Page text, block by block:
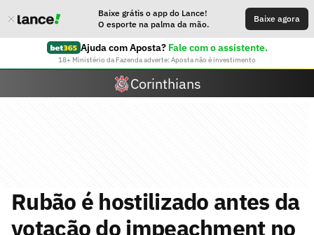
Baixe grátis o app do Lance!
O esporte na palma da mão.
Baixe agora
Ajuda com Aposta? Fale com o assistente.
18+ Ministério da Fazenda adverte: Aposta não é investimento
Corinthians
Rubão é hostilizado antes da
votação do impeachment no